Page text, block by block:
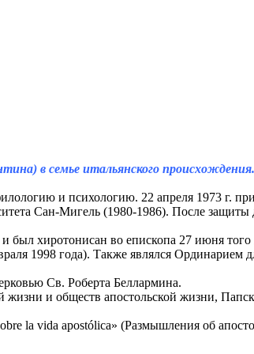
в семье итальянского
и психологию. 22 апреля 1973 г.
Сан-Мигель (1980-1986). После защиты
хиротонисан во епископа 27 июня того
1998 года). Также являлся Ординарием
Св. Роберта Беллармина.
и обществ апостольской жизни,
la vida apostólica» (Размышления об